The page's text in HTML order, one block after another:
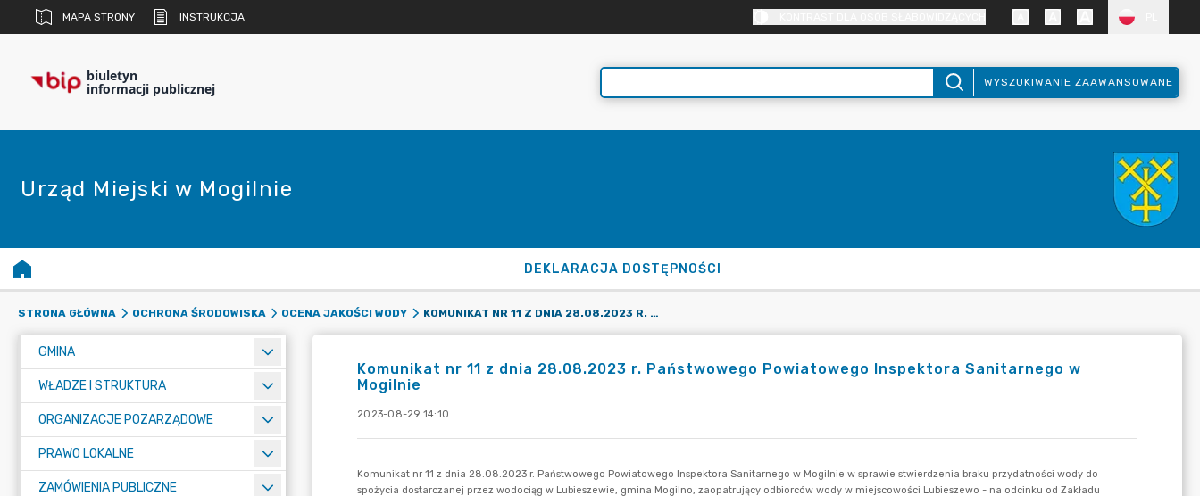
MAPA STRONY INSTRUKCJA
biuletyn
informacji publicznej WYSZUKIWANIE ZAAWANSOWANE
Urząd Miejski w Mogilnie
DEKLARACJA DOSTĘPNOŚCI
STRONA GŁÓWNA OCHRONA ŚRODOWISKA OCENA JAKOŚCI WODY KOMUNIKAT NR 11 Z DNIA 28.08.2023 R. PAŃSTWOWEGO POWIATOWEGO INSPEKTORA SANITARNEGO W MOGILNIE
GMINA
WŁADZE I STRUKTURA
ORGANIZACJE POZARZĄDOWE
PRAWO LOKALNE
ZAMÓWIENIA PUBLICZNE
Komunikat nr 11 z dnia 28.08.2023 r. Państwowego Powiatowego Inspektora Sanitarnego w
Mogilnie
2023-08-29 14:10